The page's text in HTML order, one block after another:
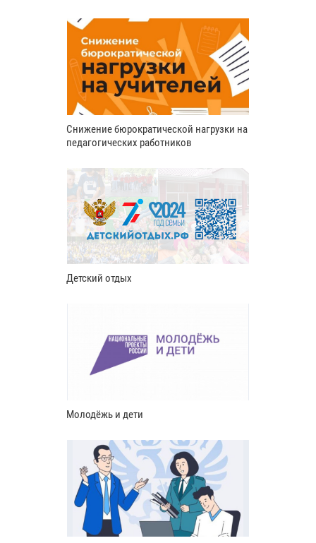
Снижение бюрократической нагрузки на
педагогических работников
Детский отдых
Молодёжь и дети